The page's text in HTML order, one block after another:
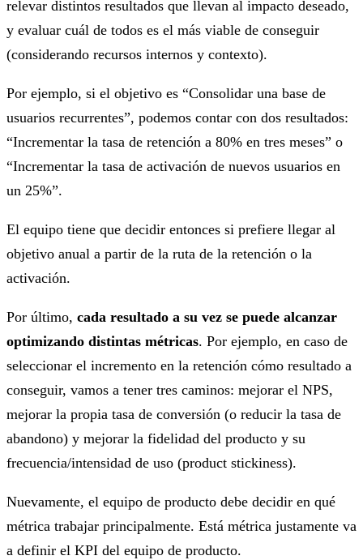
relevar distintos resultados que llevan al impacto deseado,
y evaluar cuál de todos es el más viable de conseguir
(considerando recursos internos y contexto).
Por ejemplo, si el objetivo es “Consolidar una base de
usuarios recurrentes”, podemos contar con dos resultados:
“Incrementar la tasa de retención a 80% en tres meses” o
“Incrementar la tasa de activación de nuevos usuarios en
un 25%”.
El equipo tiene que decidir entonces si prefiere llegar al
objetivo anual a partir de la ruta de la retención o la
activación.
Por último, cada resultado a su vez se puede alcanzar
optimizando distintas métricas. Por ejemplo, en caso de
seleccionar el incremento en la retención cómo resultado a
conseguir, vamos a tener tres caminos: mejorar el NPS,
mejorar la propia tasa de conversión (o reducir la tasa de
abandono) y mejorar la fidelidad del producto y su
frecuencia/intensidad de uso (product stickiness).
Nuevamente, el equipo de producto debe decidir en qué
métrica trabajar principalmente. Está métrica justamente va
a definir el KPI del equipo de producto.